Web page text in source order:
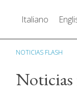
Italiano
NOTICIAS FLASH
Noticias